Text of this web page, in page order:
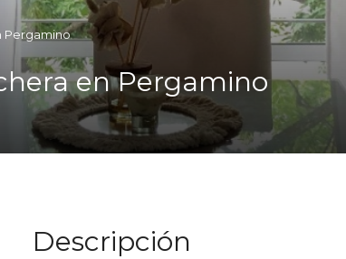
Pergamino
en Pergamino
Descripción